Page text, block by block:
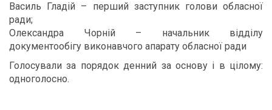
Василь Гладій – перший заступник голови обласної
ради;
Олександра Чорній – начальник відділу
документообігу виконавчого апарату обласної ради
Голосували за порядок денний за основу і в цілому:
одноголосно.